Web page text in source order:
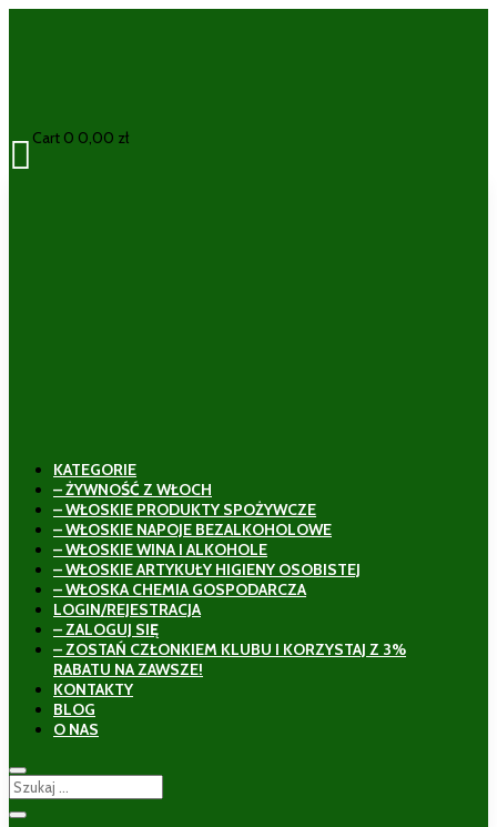
 Cart 0 0,00 zł
KATEGORIE
– ŻYWNOŚĆ Z WŁOCH
– WŁOSKIE PRODUKTY SPOŻYWCZE
– WŁOSKIE NAPOJE BEZALKOHOLOWE
– WŁOSKIE WINA I ALKOHOLE
– WŁOSKIE ARTYKUŁY HIGIENY OSOBISTEJ
– WŁOSKA CHEMIA GOSPODARCZA
LOGIN/REJESTRACJA
– ZALOGUJ SIĘ
– ZOSTAŃ CZŁONKIEM KLUBU I KORZYSTAJ Z 3%
RABATU NA ZAWSZE!
KONTAKTY
BLOG
O NAS